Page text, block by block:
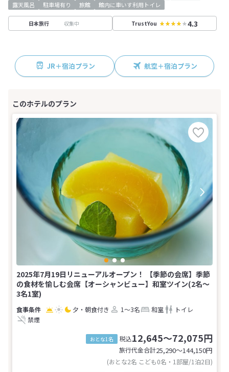
露天風呂
駐車場有り 旅館 館内に車いす利用トイレ
日本旅行 収集中 TrustYou 4.3
JR＋宿泊プラン 航空＋宿泊プラン
2025年7月19日リニューアルオープン！ 【季節の会席】季節
の食材を愉しむ会席【オーシャンビュー】和室ツイン(2名～
3名1室)
夕・朝食付き 1～3名 和室
トイレ
禁煙
おとな1名 税込12,645～72,075円
旅行代金合計25,290〜144,150円
(おとな2名 こども0名・1部屋/1泊2日)